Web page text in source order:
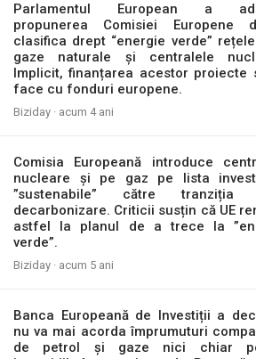
Parlamentul European a
propunerea Comisiei Europene
clasifica drept “energie verde”
gaze naturale și centralele
Implicit, finanțarea acestor proiecte
face cu fonduri europene.
Biziday · acum 4 ani
Comisia Europeană introduce
nucleare și pe gaz pe lista
”sustenabile” către tranziția
decarbonizare. Criticii susțin că UE
astfel la planul de a trece la
verde”.
Biziday · acum 5 ani
Banca Europeană de Investiții a
nu va mai acorda împrumuturi
de petrol și gaze nici chiar